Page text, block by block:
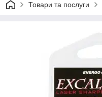
Товари та послуги